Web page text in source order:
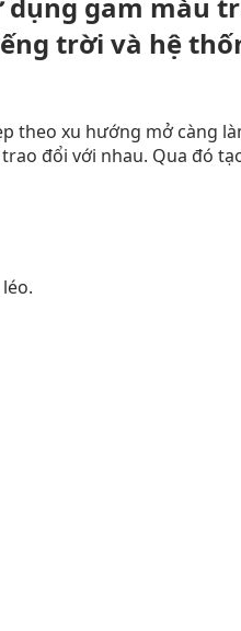
trời và hệ
theo xu hướng mở càng
đổi với nhau. Qua đó